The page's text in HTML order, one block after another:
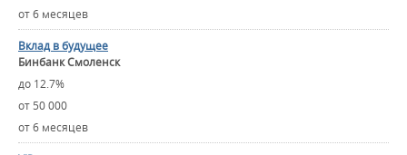
от 6 месяцев
Вклад в будущее
Бинбанк Смоленск
до 12.7%
от 50 000
от 6 месяцев